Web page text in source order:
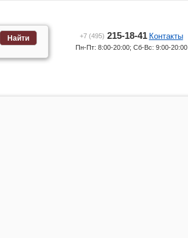
Найти +7 (495) 215-18-41 Контакты
Пн-Пт: 8:00-20:00; Сб-Вс: 9:00-20:00